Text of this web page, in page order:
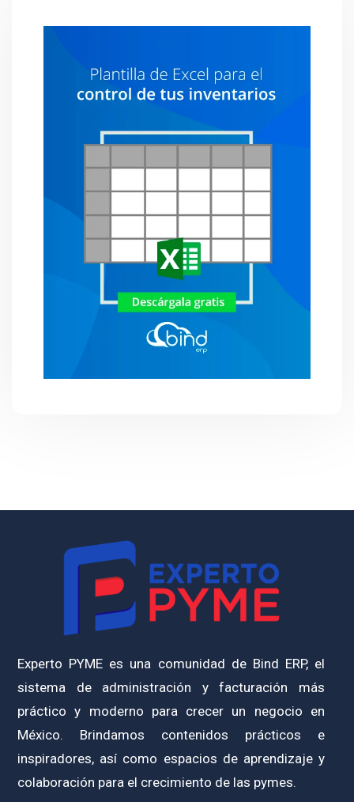
Experto PYME es una comunidad de Bind ERP, el
sistema de administración y facturación más
práctico y moderno para crecer un negocio en
México. Brindamos contenidos prácticos e
inspiradores, así como espacios de aprendizaje y
colaboración para el crecimiento de las pymes.